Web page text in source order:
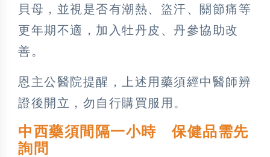
貝母，並視是否有潮熱、盜汗、關節痛等
更年期不適，加入牡丹皮、丹參協助改
善。
恩主公醫院提醒，上述用藥須經中醫師辨
證後開立，勿自行購買服用。
中西藥須間隔一小時 保健品需先
詢問